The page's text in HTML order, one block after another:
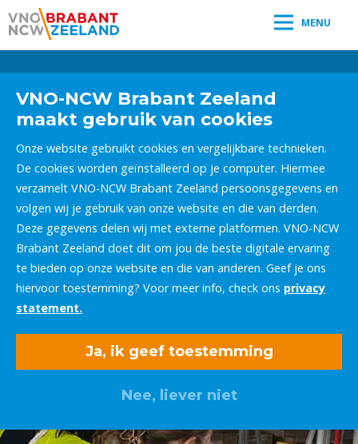
MENU
VNO-NCW Brabant Zeeland
maakt gebruik van cookies
Onze website gebruikt cookies en vergelijkbare technieken.
De cookies worden geïnstalleerd op je computer. Hiermee
verzamelt VNO-NCW Brabant Zeeland persoonsgegevens en
volgen wij je gebruik van onze website en die van derden.
Deze gegevens delen wij met externe platformen. VNO-NCW
Brabant Zeeland doet dit om jou de beste digitale ervaring
te bieden op onze website en die van anderen. Geef je ons
hiervoor toestemming? Voor meer info, check ons privacy
statement.
Ja, ik geef toestemming
Nee, liever niet